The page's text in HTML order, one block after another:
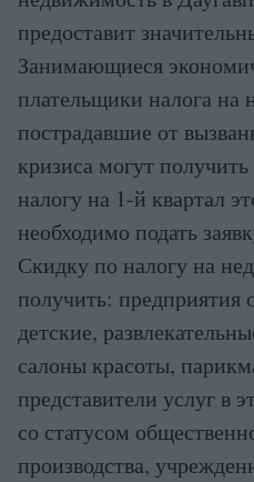
предоставит
Занимающиеся
плательщики налога на
пострадавшие от
кризиса могут
налогу на 1-й квартал
необходимо подать
Скидку по налогу на
получить: предприятия
детские,
салоны красоты,
представители услуг в
со статусом
производства,